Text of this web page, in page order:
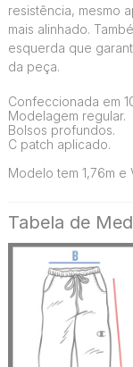
resistência, mesmo
mais alinhado.
esquerda que
da peça.
Confeccionada em
Modelagem regular.
Bolsos profundos.
C patch aplicado.
Modelo tem 1,76m e
Tabela de